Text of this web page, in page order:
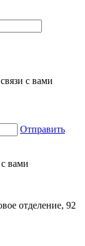
с вами
Отправить
вами
отделение, 92